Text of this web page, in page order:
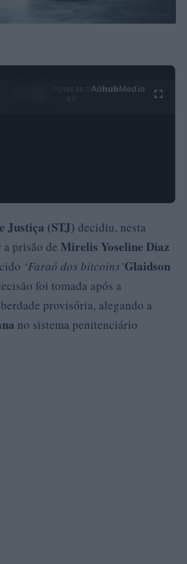
Ad hubMedia
Justiça (STJ) decidiu, nesta
prisão de Mirelis Yoseline Diaz
‘Faraó dos bitcoins’Glaidson
foi tomada após a
provisória, alegando a
no sistema penitenciário